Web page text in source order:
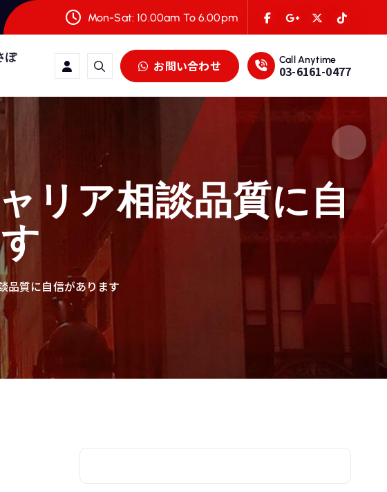
Mon-Sat: 10.00am To 6.00pm
ぽ
お問い合わせ Call Anytime
03-6161-0477
リア相談品質に自
品質に自信があります